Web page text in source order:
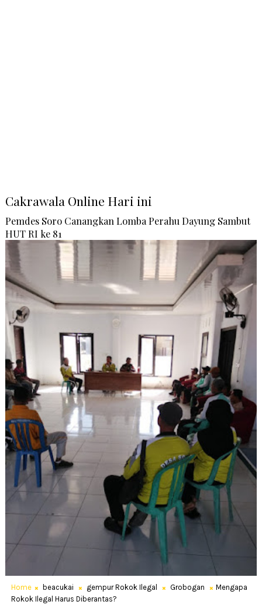
Cakrawala Online Hari ini
Pemdes Soro Canangkan Lomba Perahu Dayung Sambut
HUT RI ke 81
Home beacukai gempur Rokok Ilegal Grobogan
Mengapa
Rokok Ilegal Harus Diberantas?